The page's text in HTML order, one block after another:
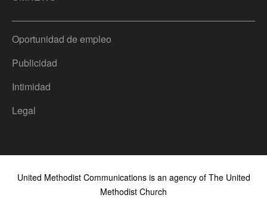
Oportunidad de empleo
Publicidad
Intimidad
Legal
United Methodist Communications is an agency of The United
Methodist Church